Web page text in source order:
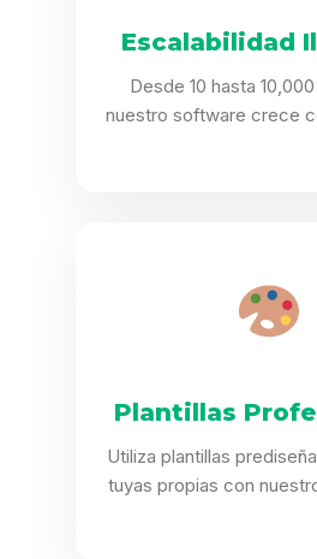
Escalabilidad
Desde 10 hasta
nuestro software crece
Plantillas
Utiliza plantillas
tuyas propias con